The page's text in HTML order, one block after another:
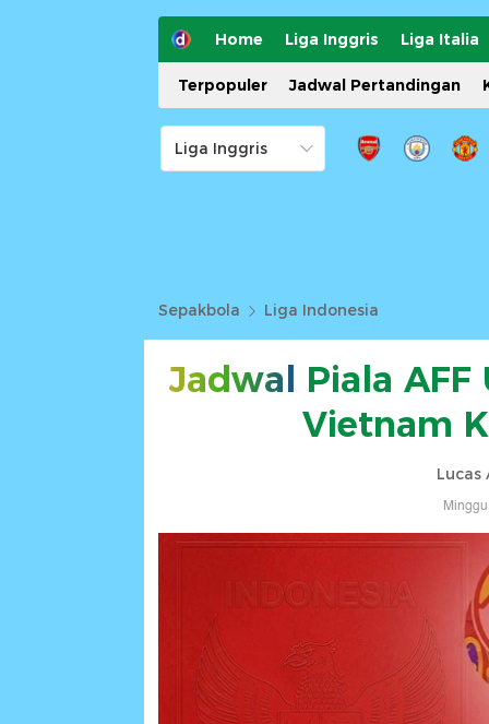
Home Liga Inggris Liga Italia
Terpopuler Jadwal Pertandingan
Sepakbola Liga Indonesia
Jadwal Piala AFF
Vietnam
Lucas